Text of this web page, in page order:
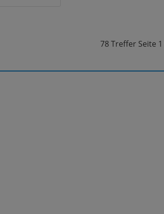
78 Treffer Seite 1